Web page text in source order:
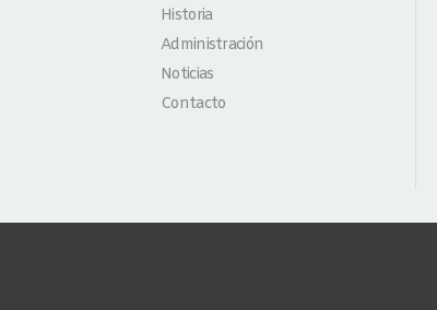
Historia
Administración
Noticias
Contacto